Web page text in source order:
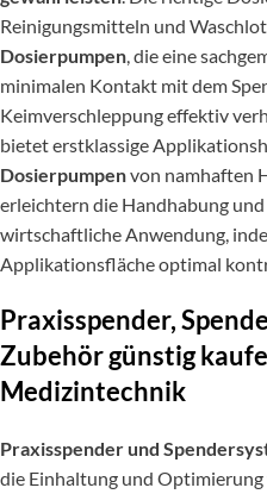
Reinigungsmitteln und
Dosierpumpen , die eine
minimalen Kontakt mit dem
Keimverschleppung effektiv
bietet erstklassige
Dosierpumpenvon namhaften
erleichtern die Handhabung und
wirtschaftliche Anwendung,
Applikationsfläche optimal
Praxisspender,
Zubehör günstig
Medizintechnik
Praxisspender und
die Einhaltung und